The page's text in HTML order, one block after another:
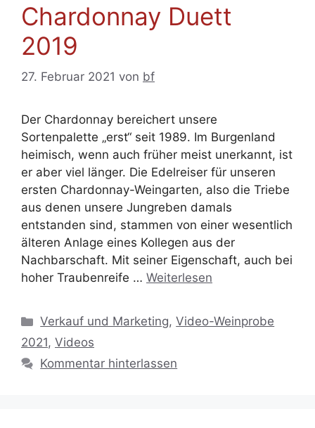
Chardonnay Duett
2019
27. Februar 2021 von bf
Der Chardonnay bereichert unsere
Sortenpalette „erst“ seit 1989. Im Burgenland
heimisch, wenn auch früher meist unerkannt, ist
er aber viel länger. Die Edelreiser für unseren
ersten Chardonnay-Weingarten, also die Triebe
aus denen unsere Jungreben damals
entstanden sind, stammen von einer wesentlich
älteren Anlage eines Kollegen aus der
Nachbarschaft. Mit seiner Eigenschaft, auch bei
hoher Traubenreife … Weiterlesen
Kategorien
Verkauf und Marketing,Video-Weinprobe
2021, Videos
Kommentar hinterlassen